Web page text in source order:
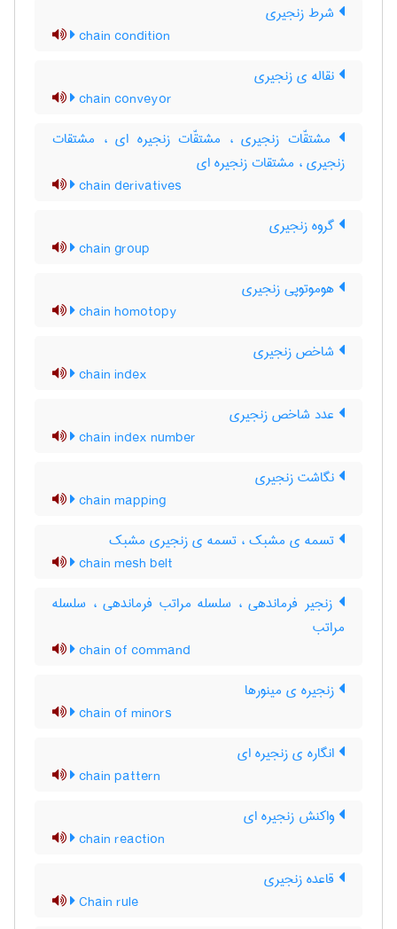
شرط زنجیری
chain condition
نقاله ی زنجیری
chain conveyor
مشتقّات زنجیری ، مشتقّات زنجیره ای ، مشتقات
زنجیری ، مشتقات زنجیره ای
chain derivatives
گروه زنجیری
chain group
هوموتوپی زنجیری
chain homotopy
شاخص زنجیری
chain index
عدد شاخص زنجیری
chain index number
نگاشت زنجیری
chain mapping
تسمه ی مشبک ، تسمه ی زنجیری مشبک
chain mesh belt
زنجیر فرماندهی ، سلسله مراتب فرماندهی ، سلسله
مراتب
chain of command
زنجیره ی مینورها
chain of minors
انگاره ی زنجیره ای
chain pattern
واکنش زنجیره ای
chain reaction
قاعده زنجیری
Chain rule